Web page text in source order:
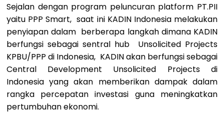
Sejalan dengan program peluncuran platform PT.PII
yaitu PPP Smart, saat ini KADIN Indonesia melakukan
penyiapan dalam berberapa langkah dimana KADIN
berfungsi sebagai sentral hub Unsolicited Projects
KPBU/PPP di Indonesia, KADIN akan berfungsi sebagai
Central Development Unsolicited Projects di
Indonesia yang akan memberikan dampak dalam
rangka percepatan investasi guna meningkatkan
pertumbuhan ekonomi.